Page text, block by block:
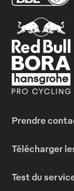
Prendre
Télécharger
Test du